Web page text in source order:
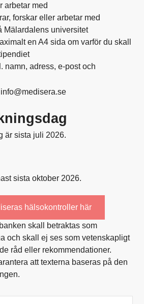
arbetar med
forskar eller arbetar med
Mälardalens universitet
en A4 sida om varför du skall
namn, adress, e-post och
är sista juli 2026.
sista oktober 2026.
hälsokontroller här
skall betraktas som
och skall ej ses som vetenskapligt
råd eller rekommendationer.
att texterna baseras på den